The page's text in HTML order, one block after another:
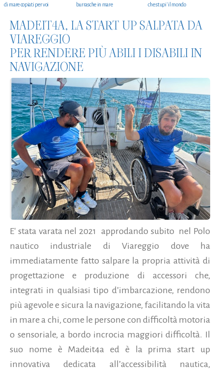
di mare copiati per voi
burrasche in mare
che stupi' il mondo
MADEIT4A, LA START UP SALPATA DA
VIAREGGIO
PER RENDERE PIÙ ABILI I DISABILI IN
NAVIGAZIONE
E' stata varata nel 2021 approdando subito nel Polo
nautico industriale di Viareggio dove ha
immediatamente fatto salpare la propria attività di
progettazione e produzione di accessori che,
integrati in qualsiasi tipo d’imbarcazione, rendono
più agevole e sicura la navigazione, facilitando la vita
in mare a chi, come le persone con difficoltà motoria
o sensoriale, a bordo incrocia maggiori difficoltà. Il
suo nome è Madeit4a ed è la prima start up
innovativa dedicata all’accessibilità nautica,